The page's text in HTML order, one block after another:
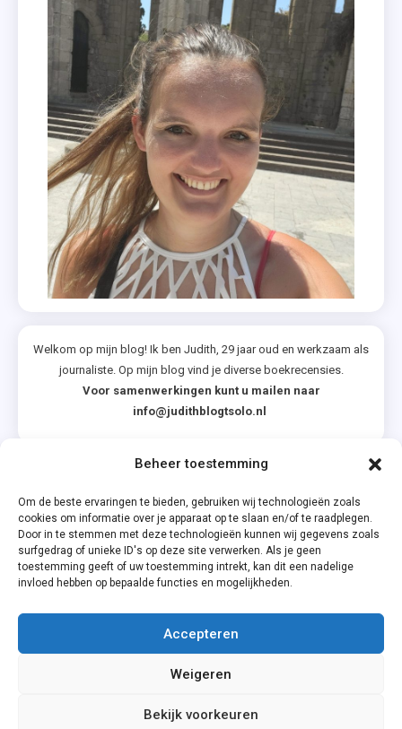
Beheer toestemming
Om de beste ervaringen te bieden, gebruiken wij technologieën zoals
cookies om informatie over je apparaat op te slaan en/of te raadplegen.
Door in te stemmen met deze technologieën kunnen wij gegevens zoals
surfgedrag of unieke ID's op deze site verwerken. Als je geen
toestemming geeft of uw toestemming intrekt, kan dit een nadelige
invloed hebben op bepaalde functies en mogelijkheden.
Accepteren
Weigeren
Bekijk voorkeuren
Welkom op mijn blog! Ik ben Judith, 29 jaar oud en werkzaam als
journaliste. Op mijn blog vind je diverse boekrecensies.
Voor samenwerkingen kunt u mailen naar
info@judithblogtsolo.nl
Privacyverklaring